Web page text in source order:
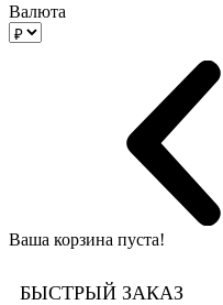
Валюта
Ваша корзина пуста!
БЫСТРЫЙ ЗАКАЗ